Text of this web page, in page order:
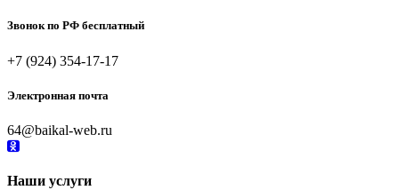
Звонок по РФ бесплатный
+7 (924) 354-17-17
Электронная почта
64@baikal-web.ru
Наши услуги